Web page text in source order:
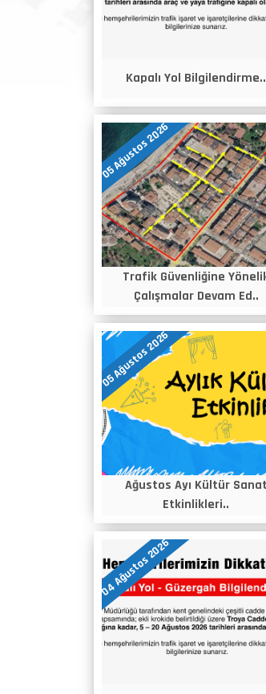
Kapalı Yol Bilgilendirme..
05 Ağustos 2026
Trafik Güvenliğine
Çalışmalar Devam Ed..
05 Ağustos 2026
Ağustos Ayı Kültür Sanat
Etkinlikleri..
04 Ağustos 2026